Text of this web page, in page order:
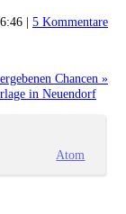
| 5 Kommentare
Chancen »
in Neuendorf
Atom